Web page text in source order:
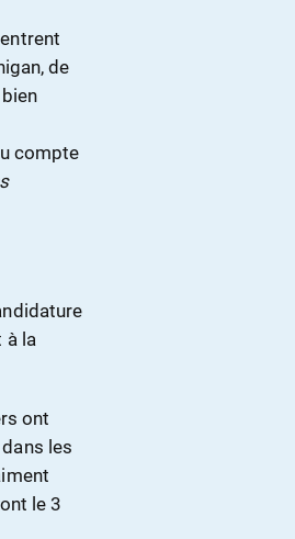
de
compte
à la
ont
les
le 3